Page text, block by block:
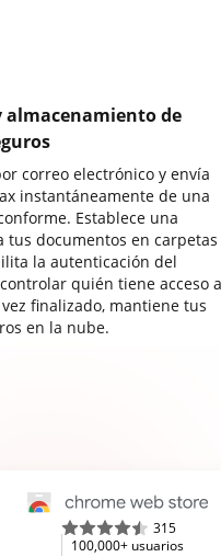
almacenamiento de
correo electrónico y envía
instantáneamente de una
Establece una
tus documentos en carpetas
la autenticación del
quién tiene acceso
finalizado, mantiene tus
en la nube.
315
100,000+ usuarios